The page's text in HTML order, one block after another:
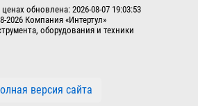
обновлена: 2026-08-07 19:03:53
2026 Компания «Интертул»
оборудования и техники
версия сайта